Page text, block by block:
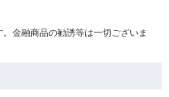
金融商品の勧誘等は一切ございま